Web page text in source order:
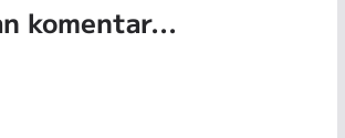
komentar...